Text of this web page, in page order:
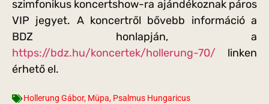
szimfonikus koncertshow-ra ajándékoznak páros
VIP jegyet. A koncertről bővebb információ a
BDZ honlapján, a
https://bdz.hu/koncertek/hollerung-70/ linken
érhető el.
Hollerung Gábor, Müpa, Psalmus Hungaricus